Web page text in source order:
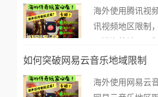
海外使用腾讯视
讯视频地区限制
外打开腾讯视频
地区无法播放”的
如何突破网易云音乐地域限制
海外使用网易云